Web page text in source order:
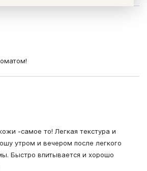
-самое то! Легкая текстура и
утром и вечером после легкого
Быстро впитывается и хорошо